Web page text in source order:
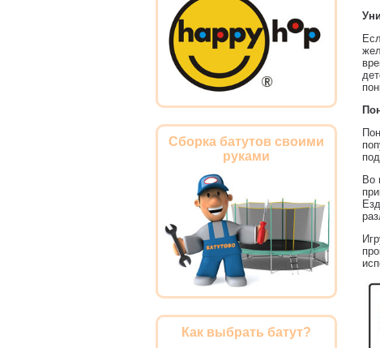
Сборка батутов своими
руками
Как выбрать батут?
Во